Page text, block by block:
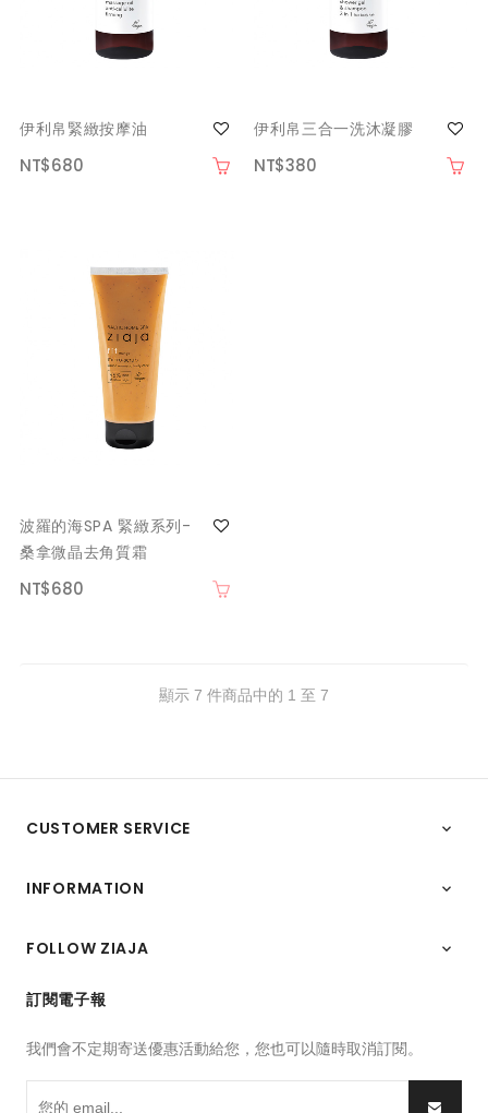
伊利帛緊緻按摩油
NT$680
伊利帛三合一洗沐凝膠
NT$380
波羅的海SPA 緊緻系列-
桑拿微晶去角質霜
NT$680
顯示 7 件商品中的 1 至 7
CUSTOMER SERVICE 
INFORMATION 
FOLLOW ZIAJA 
訂閱電子報
我們會不定期寄送優惠活動給您，您也可以隨時取消訂閱。